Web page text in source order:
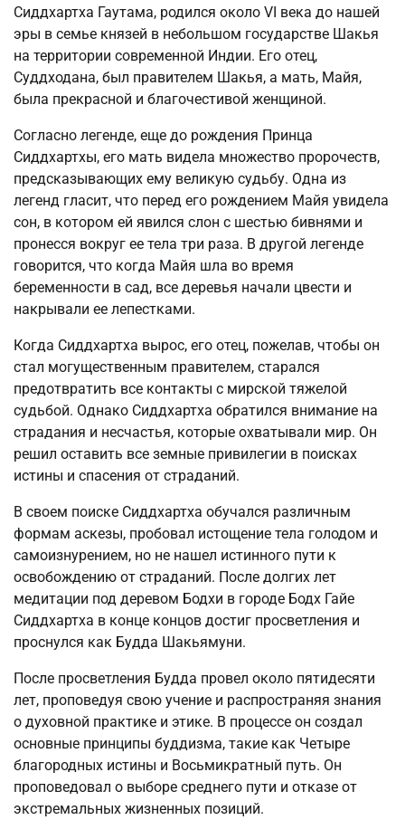
Сиддхартха Гаутама, родился около VI века до нашей
эры в семье князей в небольшом государстве Шакья
на территории современной Индии. Его отец,
Суддходана, был правителем Шакья, а мать, Майя,
была прекрасной и благочестивой женщиной.
Согласно легенде, еще до рождения Принца
Сиддхартхы, его мать видела множество пророчеств,
предсказывающих ему великую судьбу. Одна из
легенд гласит, что перед его рождением Майя увидела
сон, в котором ей явился слон с шестью бивнями и
пронесся вокруг ее тела три раза. В другой легенде
говорится, что когда Майя шла во время
беременности в сад, все деревья начали цвести и
накрывали ее лепестками.
Когда Сиддхартха вырос, его отец, пожелав, чтобы он
стал могущественным правителем, старался
предотвратить все контакты с мирской тяжелой
судьбой. Однако Сиддхартха обратился внимание на
страдания и несчастья, которые охватывали мир. Он
решил оставить все земные привилегии в поисках
истины и спасения от страданий.
В своем поиске Сиддхартха обучался различным
формам аскезы, пробовал истощение тела голодом и
самоизнурением, но не нашел истинного пути к
освобождению от страданий. После долгих лет
медитации под деревом Бодхи в городе Бодх Гайе
Сиддхартха в конце концов достиг просветления и
проснулся как Будда Шакьямуни.
После просветления Будда провел около пятидесяти
лет, проповедуя свою учение и распространяя знания
о духовной практике и этике. В процессе он создал
основные принципы буддизма, такие как Четыре
благородных истины и Восьмикратный путь. Он
проповедовал о выборе среднего пути и отказе от
экстремальных жизненных позиций.